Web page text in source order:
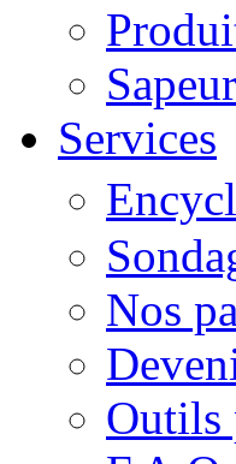
Services
Nos
Outils